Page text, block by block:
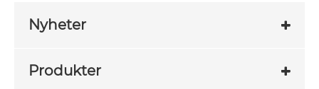
Nyheter
Produkter